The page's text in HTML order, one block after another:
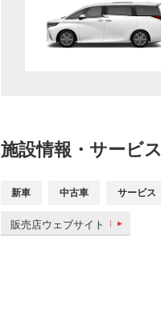
施設情報・サービス
新車 中古車 サービス
販売店ウェブサイト